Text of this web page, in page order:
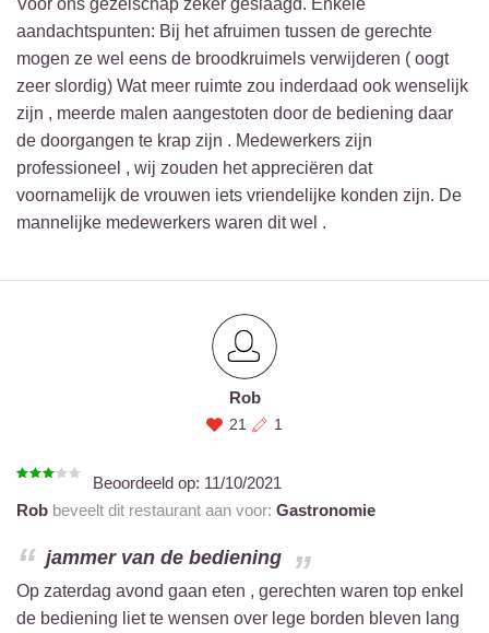
Voor ons gezelschap zeker geslaagd. Enkele
aandachtspunten: Bij het afruimen tussen de gerechte
mogen ze wel eens de broodkruimels verwijderen ( oogt
zeer slordig) Wat meer ruimte zou inderdaad ook wenselijk
zijn , meerde malen aangestoten door de bediening daar
de doorgangen te krap zijn . Medewerkers zijn
professioneel , wij zouden het appreciëren dat
voornamelijk de vrouwen iets vriendelijke konden zijn. De
mannelijke medewerkers waren dit wel .
Rob
21 1
Beoordeeld op: 11/10/2021
Rob beveelt dit restaurant aan voor: Gastronomie
jammer van de bediening
Op zaterdag avond gaan eten , gerechten waren top enkel
de bediening liet te wensen over lege borden bleven lang